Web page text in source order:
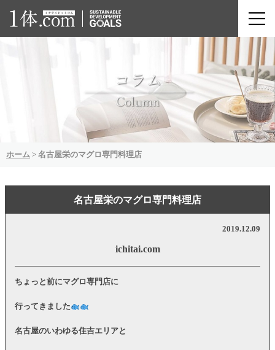
ホーム > 名古屋栄のマグロ専門料理店
名古屋栄のマグロ専門料理店
2019.12.09
ichitai.com
ちょっと前にマグロ専門店に
行ってきました
名古屋のいわゆる住吉エリアと